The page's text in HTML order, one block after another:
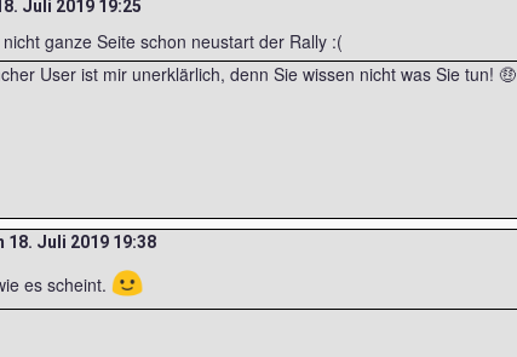
Juli 2019 19:25
ganze Seite schon neustart der Rally :(
User ist mir unerklärlich, denn Sie wissen nicht was Sie tun! 🤑
18. Juli 2019 19:38
es scheint. 🙂